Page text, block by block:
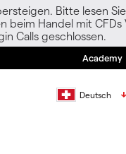
Bitte lesen
beim Handel mit
Calls geschlossen.
Academy
Deutsch